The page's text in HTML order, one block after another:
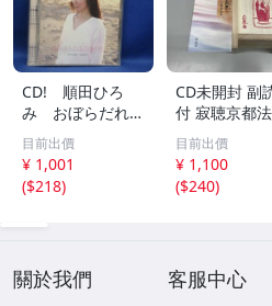
CD! 順田ひろ
み おぼらだれ
ん 帯付き OM
CD-16 42405
目前出價
¥ 1,001
($218)
CD未開封 副
付 寂聴京都法
集 ユーキャン
目前出價
¥ 1,100
($240)
關於我們 客服中心